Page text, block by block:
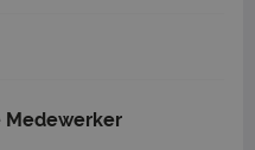
Medewerker